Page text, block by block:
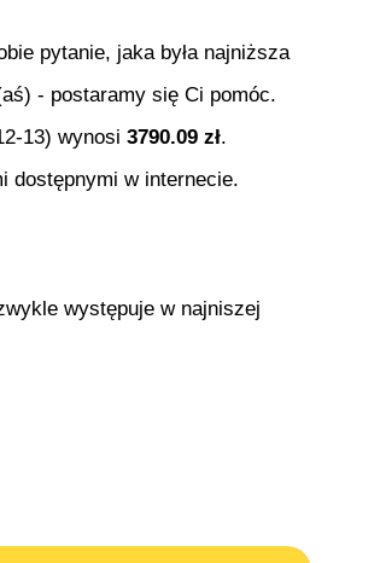
pytanie, jaka była najniższa
- postaramy się Ci pomóc.
13) wynosi 3790.09 zł.
dostępnymi w internecie.
występuje w najniszej